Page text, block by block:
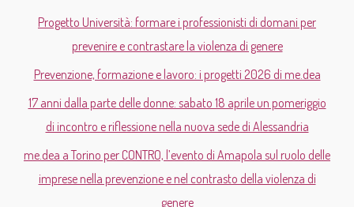
Progetto Università: formare i professionisti di domani per
prevenire e contrastare la violenza di genere
Prevenzione, formazione e lavoro: i progetti 2026 di me.dea
17 anni dalla parte delle donne: sabato 18 aprile un pomeriggio
di incontro e riflessione nella nuova sede di Alessandria
me.dea a Torino per CONTRO, l’evento di Amapola sul ruolo delle
imprese nella prevenzione e nel contrasto della violenza di
genere